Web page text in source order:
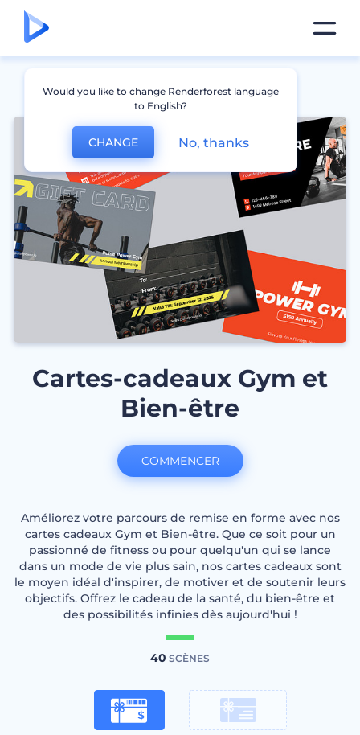
Cartes-cadeaux Gym et
Bien-être
Améliorez votre parcours de remise en forme avec nos
cartes cadeaux Gym et Bien-être. Que ce soit pour un
passionné de fitness ou pour quelqu'un qui se lance
dans un mode de vie plus sain, nos cartes cadeaux sont
le moyen idéal d'inspirer, de motiver et de soutenir leurs
objectifs. Offrez le cadeau de la santé, du bien-être et
des possibilités infinies dès aujourd'hui !
40 SCÈNES
COMMENCER
Would you like to change Renderforest language
to English?
CHANGE No, thanks